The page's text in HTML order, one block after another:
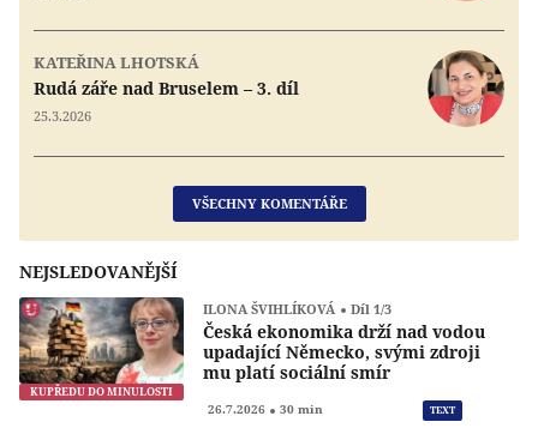
KATEŘINA LHOTSKÁ
Rudá záře nad Bruselem – 3. díl
25.3.2026
VŠECHNY KOMENTÁŘE
NEJSLEDOVANĚJŠÍ
KUPŘEDU DO MINULOSTI
ILONA ŠVIHLÍKOVÁ Díl 1/3
Česká ekonomika drží nad vodou
upadající Německo, svými zdroji
mu platí sociální smír
26.7.2026 30 min TEXT